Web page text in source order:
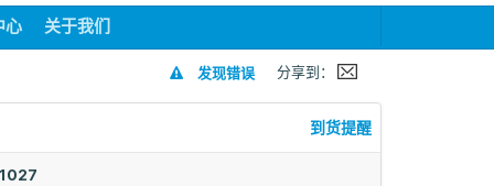
心 关于我们
发现错误 分享到：
到货提醒